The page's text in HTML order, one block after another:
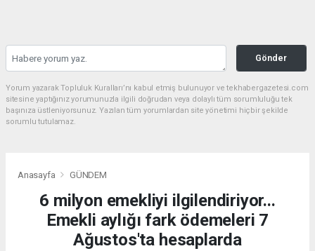
Gönder
Yorum yazarak Topluluk Kuralları’nı kabul etmiş bulunuyor ve tekhabergazetesi.com
sitesine yaptığınız yorumunuzla ilgili doğrudan veya dolaylı tüm sorumluluğu tek
başınıza üstleniyorsunuz. Yazılan tüm yorumlardan site yönetimi hiçbir şekilde
sorumlu tutulamaz.
Anasayfa GÜNDEM
6 milyon emekliyi ilgilendiriyor...
Emekli aylığı fark ödemeleri 7
Ağustos'ta hesaplarda